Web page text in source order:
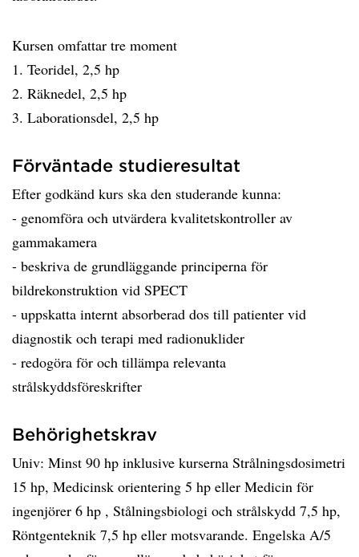
Kursen omfattar tre moment
1. Teoridel, 2,5 hp
2. Räknedel, 2,5 hp
3. Laborationsdel, 2,5 hp
Förväntade studieresultat
Efter godkänd kurs ska den studerande kunna:
- genomföra och utvärdera kvalitetskontroller av
gammakamera
- beskriva de grundläggande principerna för
bildrekonstruktion vid SPECT
- uppskatta internt absorberad dos till patienter vid
diagnostik och terapi med radionuklider
- redogöra för och tillämpa relevanta
strålskyddsföreskrifter
Behörighetskrav
Univ: Minst 90 hp inklusive kurserna Strålningsdosimetri
15 hp, Medicinsk orientering 5 hp eller Medicin för
ingenjörer 6 hp , Stålningsbiologi och strålskydd 7,5 hp,
Röntgenteknik 7,5 hp eller motsvarande. Engelska A/5